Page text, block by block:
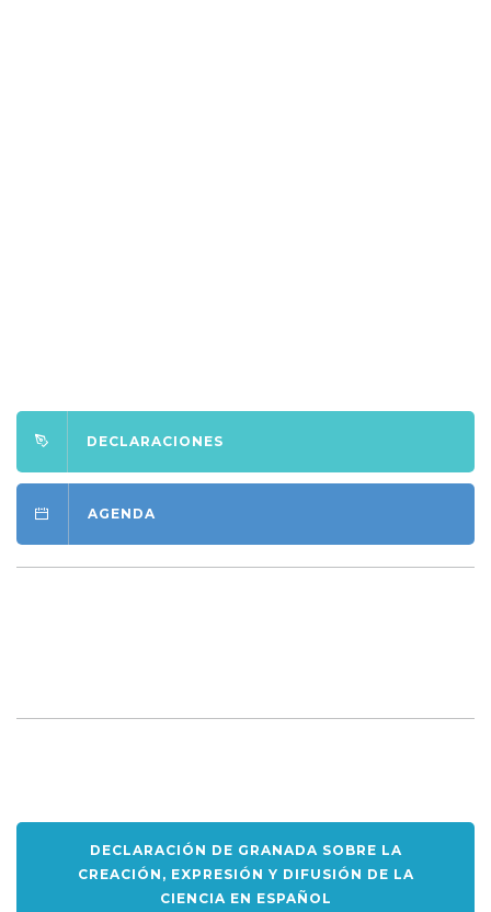
DECLARACIONES
AGENDA
DECLARACIÓN DE GRANADA SOBRE LA
CREACIÓN, EXPRESIÓN Y DIFUSIÓN DE LA
CIENCIA EN ESPAÑOL